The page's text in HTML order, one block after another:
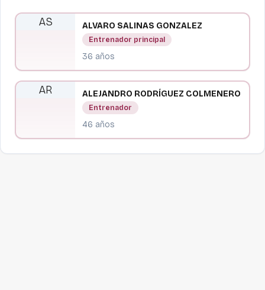
AS ALVARO SALINAS GONZALEZ
Entrenador principal
36 años
AR ALEJANDRO RODRÍGUEZ COLMENERO
Entrenador
46 años